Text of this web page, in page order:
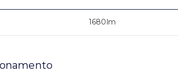
1680lm